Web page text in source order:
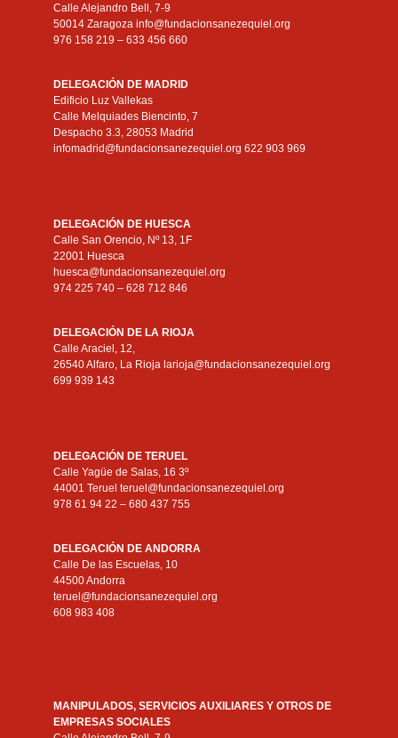
Calle Alejandro Bell, 7-9
50014 Zaragoza info@fundacionsanezequiel.org
976 158 219 – 633 456 660
DELEGACIÓN DE MADRID
Edificio Luz Vallekas
Calle Melquiades Biencinto, 7
Despacho 3.3, 28053 Madrid
infomadrid@fundacionsanezequiel.org 622 903 969
DELEGACIÓN DE HUESCA
Calle San Orencio, Nº 13, 1F
22001 Huesca
huesca@fundacionsanezequiel.org
974 225 740 – 628 712 846
DELEGACIÓN DE LA RIOJA
Calle Araciel, 12,
26540 Alfaro, La Rioja larioja@fundacionsanezequiel.org
699 939 143
DELEGACIÓN DE TERUEL
Calle Yagüe de Salas, 16 3º
44001 Teruel teruel@fundacionsanezequiel.org
978 61 94 22 – 680 437 755
DELEGACIÓN DE ANDORRA
Calle De las Escuelas, 10
44500 Andorra
teruel@fundacionsanezequiel.org
608 983 408
MANIPULADOS, SERVICIOS AUXILIARES Y OTROS DE
EMPRESAS SOCIALES